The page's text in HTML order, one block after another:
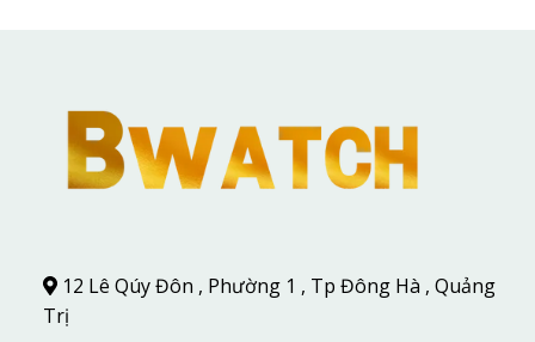
12 Lê Qúy Đôn , Phường 1 , Tp Đông Hà , Quảng
Trị